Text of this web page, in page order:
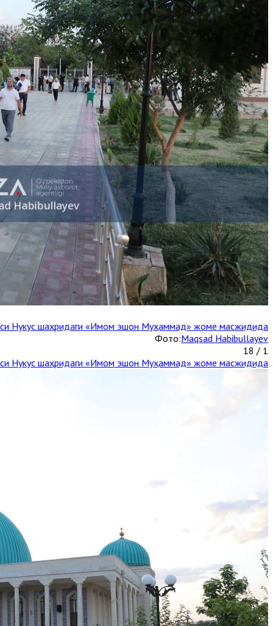
Нукус шаҳридаги «Имом эшон Муҳаммад» жоме масжидида
Фото:Maqsad Habibullayev
1 / 18
Нукус шаҳридаги «Имом эшон Муҳаммад» жоме масжидида